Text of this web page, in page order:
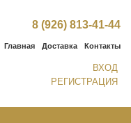
8 (926) 813-41-44
Главная Доставка Контакты
ВХОД
РЕГИСТРАЦИЯ